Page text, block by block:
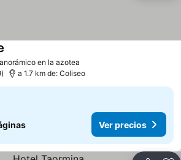
en la azotea
a 1.7 km de: Coliseo
Ver precios